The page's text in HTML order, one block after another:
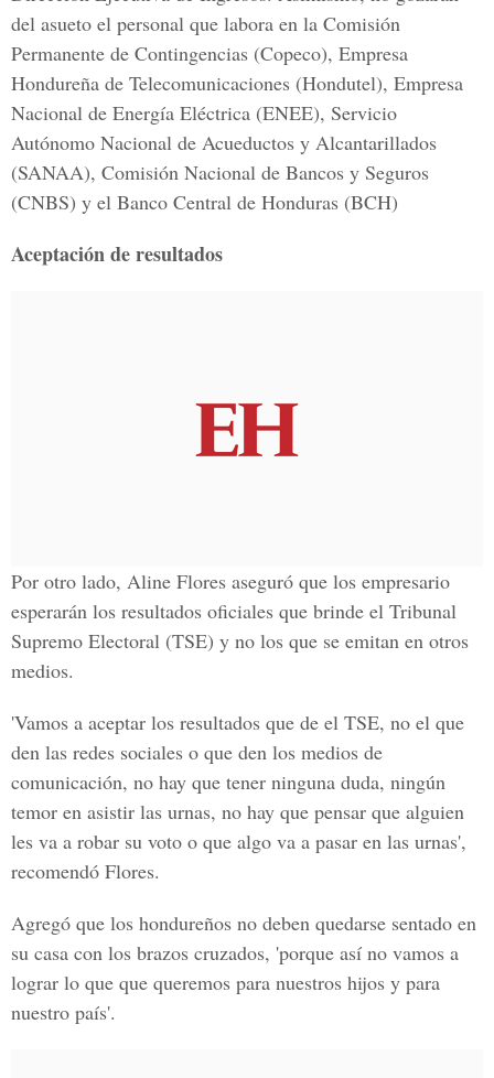
del asueto el personal que labora en la Comisión
Permanente de Contingencias (Copeco), Empresa
Hondureña de Telecomunicaciones (Hondutel), Empresa
Nacional de Energía Eléctrica (ENEE), Servicio
Autónomo Nacional de Acueductos y Alcantarillados
(SANAA), Comisión Nacional de Bancos y Seguros
(CNBS) y el Banco Central de Honduras (BCH)
Aceptación de resultados
Por otro lado, Aline Flores aseguró que los empresario
esperarán los resultados oficiales que brinde el Tribunal
Supremo Electoral (TSE) y no los que se emitan en otros
medios.
'Vamos a aceptar los resultados que de el TSE, no el que
den las redes sociales o que den los medios de
comunicación, no hay que tener ninguna duda, ningún
temor en asistir las urnas, no hay que pensar que alguien
les va a robar su voto o que algo va a pasar en las urnas',
recomendó Flores.
Agregó que los hondureños no deben quedarse sentado en
su casa con los brazos cruzados, 'porque así no vamos a
lograr lo que que queremos para nuestros hijos y para
nuestro país'.